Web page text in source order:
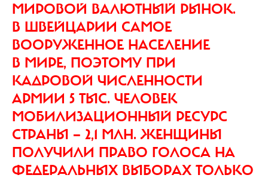
МИРОВОЙ ВАЛЮТНЫЙ РЫНОК.
В ШВЕЙЦАРИИ САМОЕ
ВООРУЖЕННОЕ НАСЕЛЕНИЕ
В МИРЕ, ПОЭТОМУ ПРИ
КАДРОВОЙ ЧИСЛЕННОСТИ
АРМИИ 5 ТЫС. ЧЕЛОВЕК
МОБИЛИЗАЦИОННЫЙ РЕСУРС
СТРАНЫ — 2,1 МЛН. ЖЕНЩИНЫ
ПОЛУЧИЛИ ПРАВО ГОЛОСА НА
ФЕДЕРАЛЬНЫХ ВЫБОРАХ ТОЛЬКО